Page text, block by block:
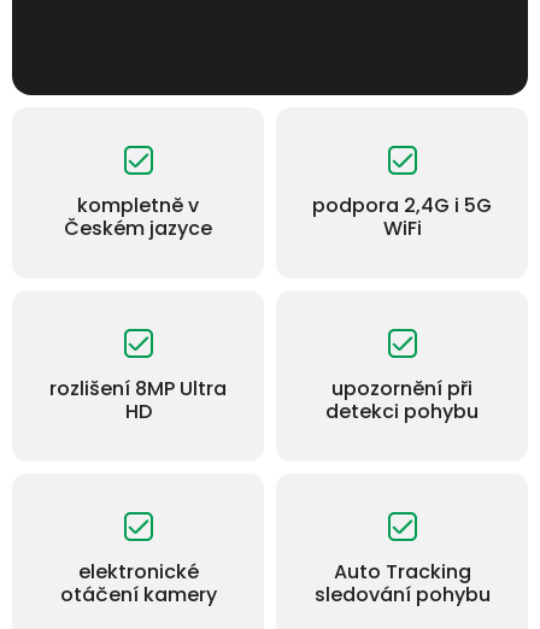
kompletně v
Českém jazyce
podpora 2,4G i 5G
WiFi
rozlišení 8MP Ultra
HD
upozornění při
detekci pohybu
elektronické
otáčení kamery
Auto Tracking
sledování pohybu